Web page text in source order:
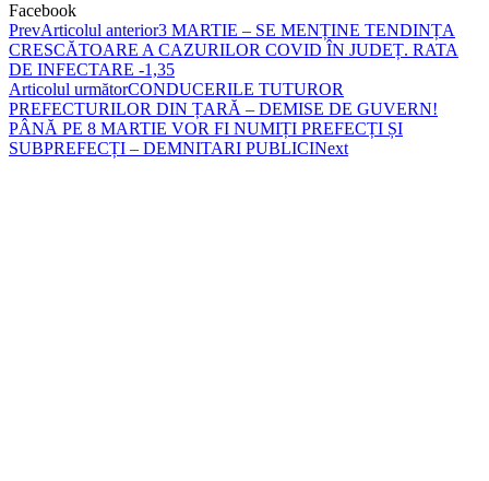
Facebook
PrevArticolul anterior3 MARTIE – SE MENȚINE TENDINȚA
CRESCĂTOARE A CAZURILOR COVID ÎN JUDEȚ. RATA
DE INFECTARE -1,35
Articolul următorCONDUCERILE TUTUROR
PREFECTURILOR DIN ȚARĂ – DEMISE DE GUVERN!
PÂNĂ PE 8 MARTIE VOR FI NUMIȚI PREFECȚI ȘI
SUBPREFECȚI – DEMNITARI PUBLICINext